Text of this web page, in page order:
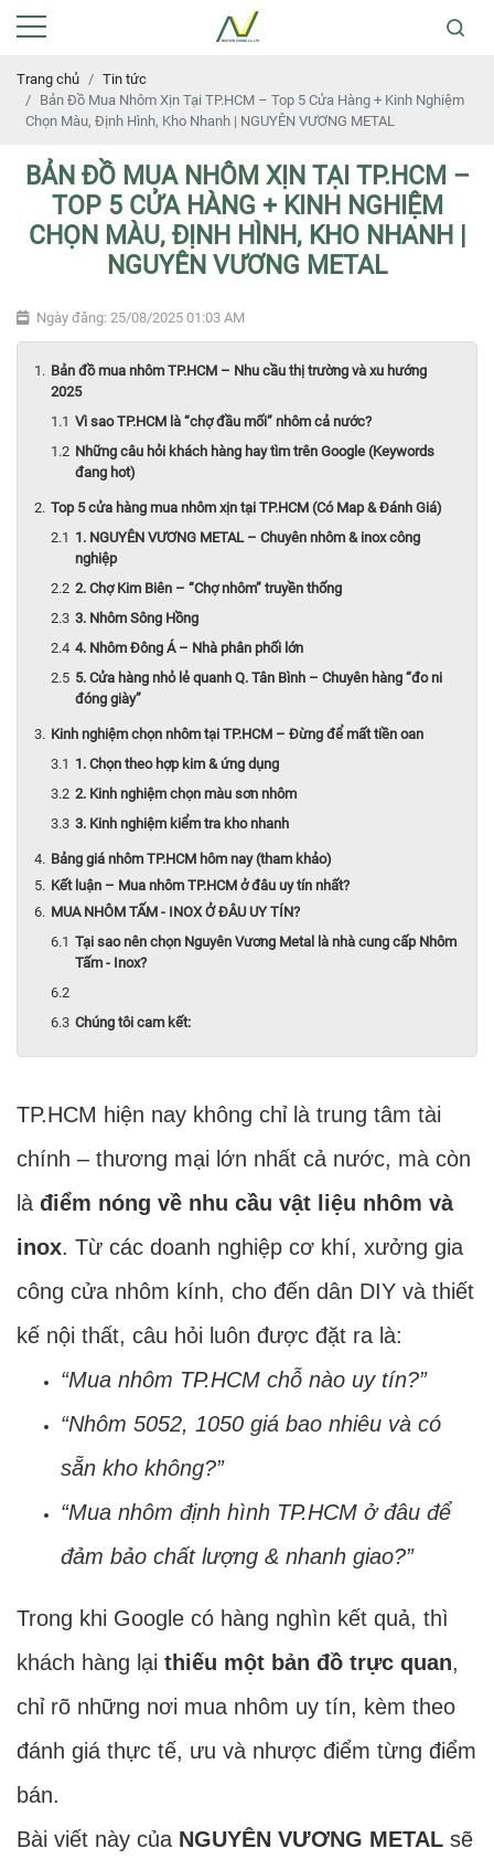
Trang chủ
Tin tức
Bản Đồ Mua Nhôm Xịn Tại TP.HCM – Top 5 Cửa Hàng + Kinh Nghiệm
Chọn Màu, Định Hình, Kho Nhanh | NGUYÊN VƯƠNG METAL
BẢN ĐỒ MUA NHÔM XỊN TẠI TP.HCM –
TOP 5 CỬA HÀNG + KINH NGHIỆM
CHỌN MÀU, ĐỊNH HÌNH, KHO NHANH |
NGUYÊN VƯƠNG METAL
Ngày đăng: 25/08/2025 01:03 AM
Bản đồ mua nhôm TP.HCM – Nhu cầu thị trường và xu hướng
2025
Vì sao TP.HCM là “chợ đầu mối” nhôm cả nước?
Những câu hỏi khách hàng hay tìm trên Google (Keywords
đang hot)
Top 5 cửa hàng mua nhôm xịn tại TP.HCM (Có Map & Đánh Giá)
1. NGUYÊN VƯƠNG METAL – Chuyên nhôm & inox công
nghiệp
2. Chợ Kim Biên – “Chợ nhôm” truyền thống
3. Nhôm Sông Hồng
4. Nhôm Đông Á – Nhà phân phối lớn
5. Cửa hàng nhỏ lẻ quanh Q. Tân Bình – Chuyên hàng “đo ni
đóng giày”
Kinh nghiệm chọn nhôm tại TP.HCM – Đừng để mất tiền oan
1. Chọn theo hợp kim & ứng dụng
2. Kinh nghiệm chọn màu sơn nhôm
3. Kinh nghiệm kiểm tra kho nhanh
Bảng giá nhôm TP.HCM hôm nay (tham khảo)
Kết luận – Mua nhôm TP.HCM ở đâu uy tín nhất?
MUA NHÔM TẤM - INOX Ở ĐÂU UY TÍN?
Tại sao nên chọn Nguyên Vương Metal là nhà cung cấp Nhôm
Tấm - Inox?
Chúng tôi cam kết:
TP.HCM hiện nay không chỉ là trung tâm tài
chính – thương mại lớn nhất cả nước, mà còn
là điểm nóng về nhu cầu vật liệu nhôm và
inox. Từ các doanh nghiệp cơ khí, xưởng gia
công cửa nhôm kính, cho đến dân DIY và thiết
kế nội thất, câu hỏi luôn được đặt ra là:
“Mua nhôm TP.HCM chỗ nào uy tín?”
“Nhôm 5052, 1050 giá bao nhiêu và có
sẵn kho không?”
“Mua nhôm định hình TP.HCM ở đâu để
đảm bảo chất lượng & nhanh giao?”
Trong khi Google có hàng nghìn kết quả, thì
khách hàng lại thiếu một bản đồ trực quan,
chỉ rõ những nơi mua nhôm uy tín, kèm theo
đánh giá thực tế, ưu và nhược điểm từng điểm
bán.
Bài viết này của NGUYÊN VƯƠNG METAL sẽ